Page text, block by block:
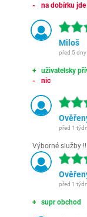
na dobírku
Miloš
před 5 dny
uživatelsky
nic
před 1
Výborné služby !!!
před 1
supr obchod